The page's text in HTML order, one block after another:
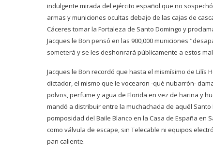
indulgente mirada del ejército español que no
armas y municiones ocultas debajo de las cajas de
Cáceres tomar la Fortaleza de Santo Domingo y
Jacques le Bon pensó en las 900,000 municiones
someterá y se les deshonrará públicamente a estos
Jacques le Bon recordó que hasta el mismísimo de
dictador, el mismo que le vocearon -qué nubarrón-
polvos, perfume y agua de Florida en vez de harina y
mandó a distribuir entre la muchachada de aquél
pomposidad del Baile Blanco en la Casa de España en
como válvula de escape, sin Telecable ni equipos
pan caliente.